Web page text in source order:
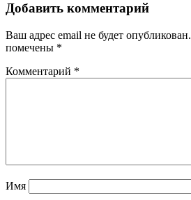
Добавить комментарий
Ваш адрес email не будет опубликован.
помечены *
Комментарий *
Имя